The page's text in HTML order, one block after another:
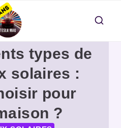
types de
solaires :
pour
?